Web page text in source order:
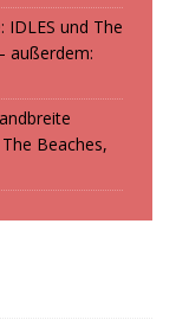
IDLES und The
außerdem:
Beaches,